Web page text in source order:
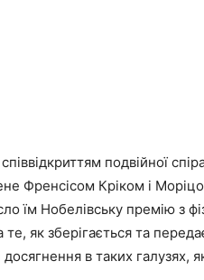
подвійної
Френсісом Кріком і
їм Нобелівську премію з
як зберігається та
в таких галузях,